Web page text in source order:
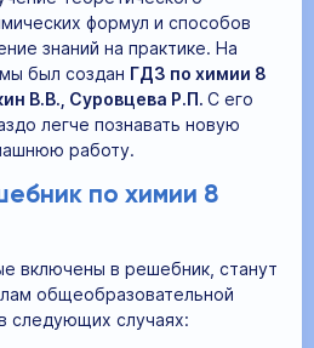
формул и способов
знаний на практике. На
был создан ГДЗ по химии 8
В.В., Суровцева Р.П. С его
легче познавать новую
работу.
по химии 8
включены в решебник, станут
общеобразовательной
следующих случаях: